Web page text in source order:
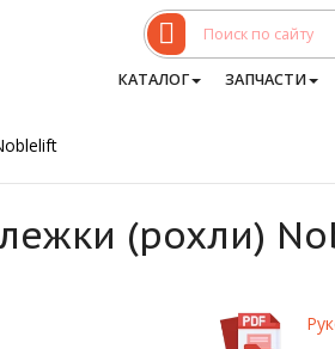
КАТАЛОГ ЗАПЧАСТИ
(рохли)